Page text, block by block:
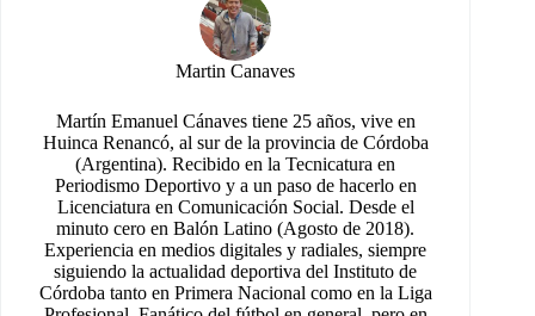
Martin Canaves
Martín Emanuel Cánaves tiene 25 años, vive en
Huinca Renancó, al sur de la provincia de Córdoba
(Argentina). Recibido en la Tecnicatura en
Periodismo Deportivo y a un paso de hacerlo en
Licenciatura en Comunicación Social. Desde el
minuto cero en Balón Latino (Agosto de 2018).
Experiencia en medios digitales y radiales, siempre
siguiendo la actualidad deportiva del Instituto de
Córdoba tanto en Primera Nacional como en la Liga